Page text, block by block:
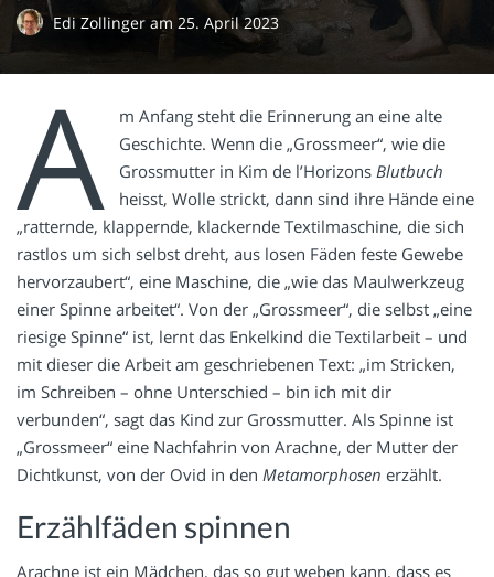
Edi Zollinger am 25. April 2023
A
m Anfang steht die Erinnerung an eine alte
Geschichte. Wenn die „Grossmeer“, wie die
Grossmutter in Kim de l’Horizons Blutbuch
heisst, Wolle strickt, dann sind ihre Hände eine
„ratternde, klappernde, klackernde Textilmaschine, die sich
rastlos um sich selbst dreht, aus losen Fäden feste Gewebe
hervorzaubert“, eine Maschine, die „wie das Maulwerkzeug
einer Spinne arbeitet“. Von der „Grossmeer“, die selbst „eine
riesige Spinne“ ist, lernt das Enkelkind die Textilarbeit – und
mit dieser die Arbeit am geschriebenen Text: „im Stricken,
im Schreiben – ohne Unterschied – bin ich mit dir
verbunden“, sagt das Kind zur Grossmutter. Als Spinne ist
„Grossmeer“ eine Nachfahrin von Arachne, der Mutter der
Dichtkunst, von der Ovid in den Metamorphosen erzählt.
Erzählfäden spinnen
Arachne ist ein Mädchen, das so gut weben kann, dass es